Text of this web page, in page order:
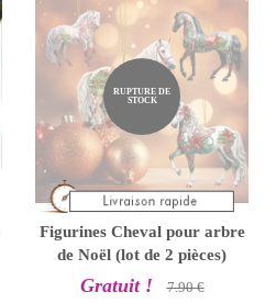
RUPTURE DE
STOCK
Figurines Cheval pour arbre
de Noël (lot de 2 pièces)
Gratuit ! 7.90 €